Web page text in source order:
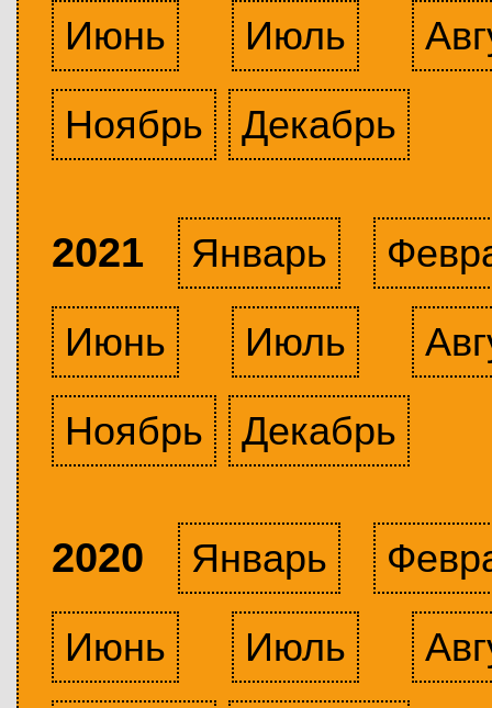
Июнь Июль
Ноябрь
Декабрь
2021 Январь
Июнь
Июль
Ноябрь
Декабрь
2020 Январь
Июнь
Июль